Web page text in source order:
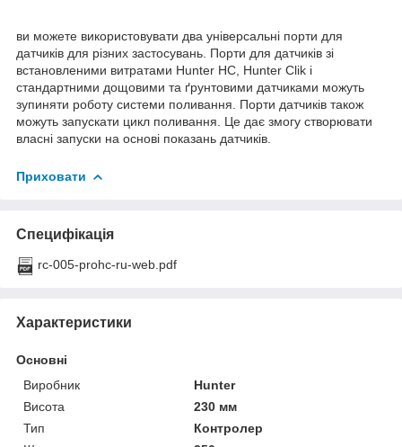
ви можете використовувати два універсальні порти для
датчиків для різних застосувань. Порти для датчиків зі
встановленими витратами Hunter HC, Hunter Clik і
стандартними дощовими та ґрунтовими датчиками можуть
зупиняти роботу системи поливання. Порти датчиків також
можуть запускати цикл поливання. Це дає змогу створювати
власні запуски на основі показань датчиків.
Приховати
Специфікація
rc-005-prohc-ru-web.pdf
Характеристики
Основні
Виробник
Hunter
Висота
230 мм
Тип
Контролер